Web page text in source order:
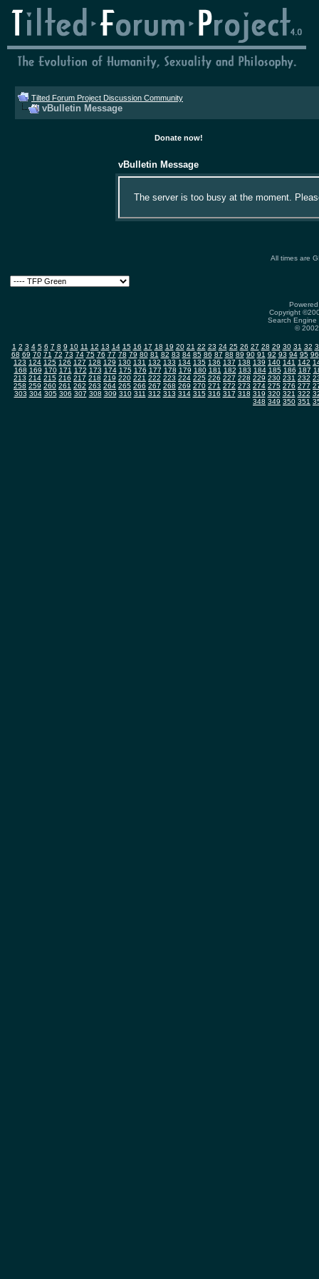
Tilted Forum Project Discussion Community
vBulletin Message
Donate now!
vBulletin Message
The server is too busy at the moment.
All times are
Copyright
Search
©
1 2 3 4 5 6 7 8 9 10 11 12 13 14 15 16 17 18 19 20 21 22 23 24 25 26 27 28 29 30 31 32
68 69 70 71 72 73 74 75 76 77 78 79 80 81 82 83 84 85 86 87 88 89 90 91 92 93 94 95 96
123 124 125 126 127 128 129 130 131 132 133 134 135 136 137 138 139 140 141 142
168 169 170 171 172 173 174 175 176 177 178 179 180 181 182 183 184 185 186 187
213 214 215 216 217 218 219 220 221 222 223 224 225 226 227 228 229 230 231 232
258 259 260 261 262 263 264 265 266 267 268 269 270 271 272 273 274 275 276 277
303 304 305 306 307 308 309 310 311 312 313 314 315 316 317 318 319 320 321 322
348 349 350 351